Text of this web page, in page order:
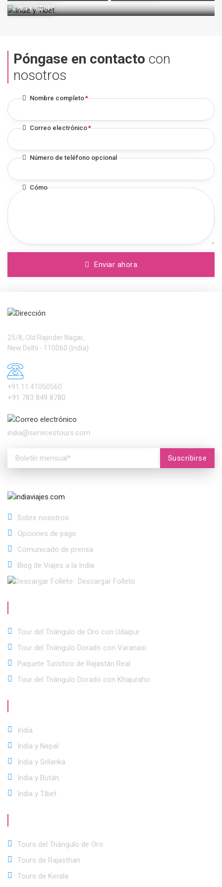
India y Tíbet
Póngase en contacto con
nosotros
Nombre completo*
Correo electrónico*
Número de teléfono opcional
Cómo
Enviar ahora
25/8, Old Rajinder Nagar,
New Delhi - 110060 (India)
+91 11 41050560
+91 783 849 8780
india@servicestours.com
Suscribirse
Sobre nosotros
Opciones de pago
Comunicado de prensa
Blog de Viajes a la India
Descargar Folleto
Tour del Triángulo de Oro con Udaipur
Tour del Triángulo Dorado con Varanasi
Paquete Turístico de Rajastán Real
Tour del Triángulo Dorado con Khajuraho
India
India y Nepal
India y Srilanka
India y Bután
India y Tíbet
Tours del Triángulo de Oro
Tours de Rajasthan
Tours de Kerala